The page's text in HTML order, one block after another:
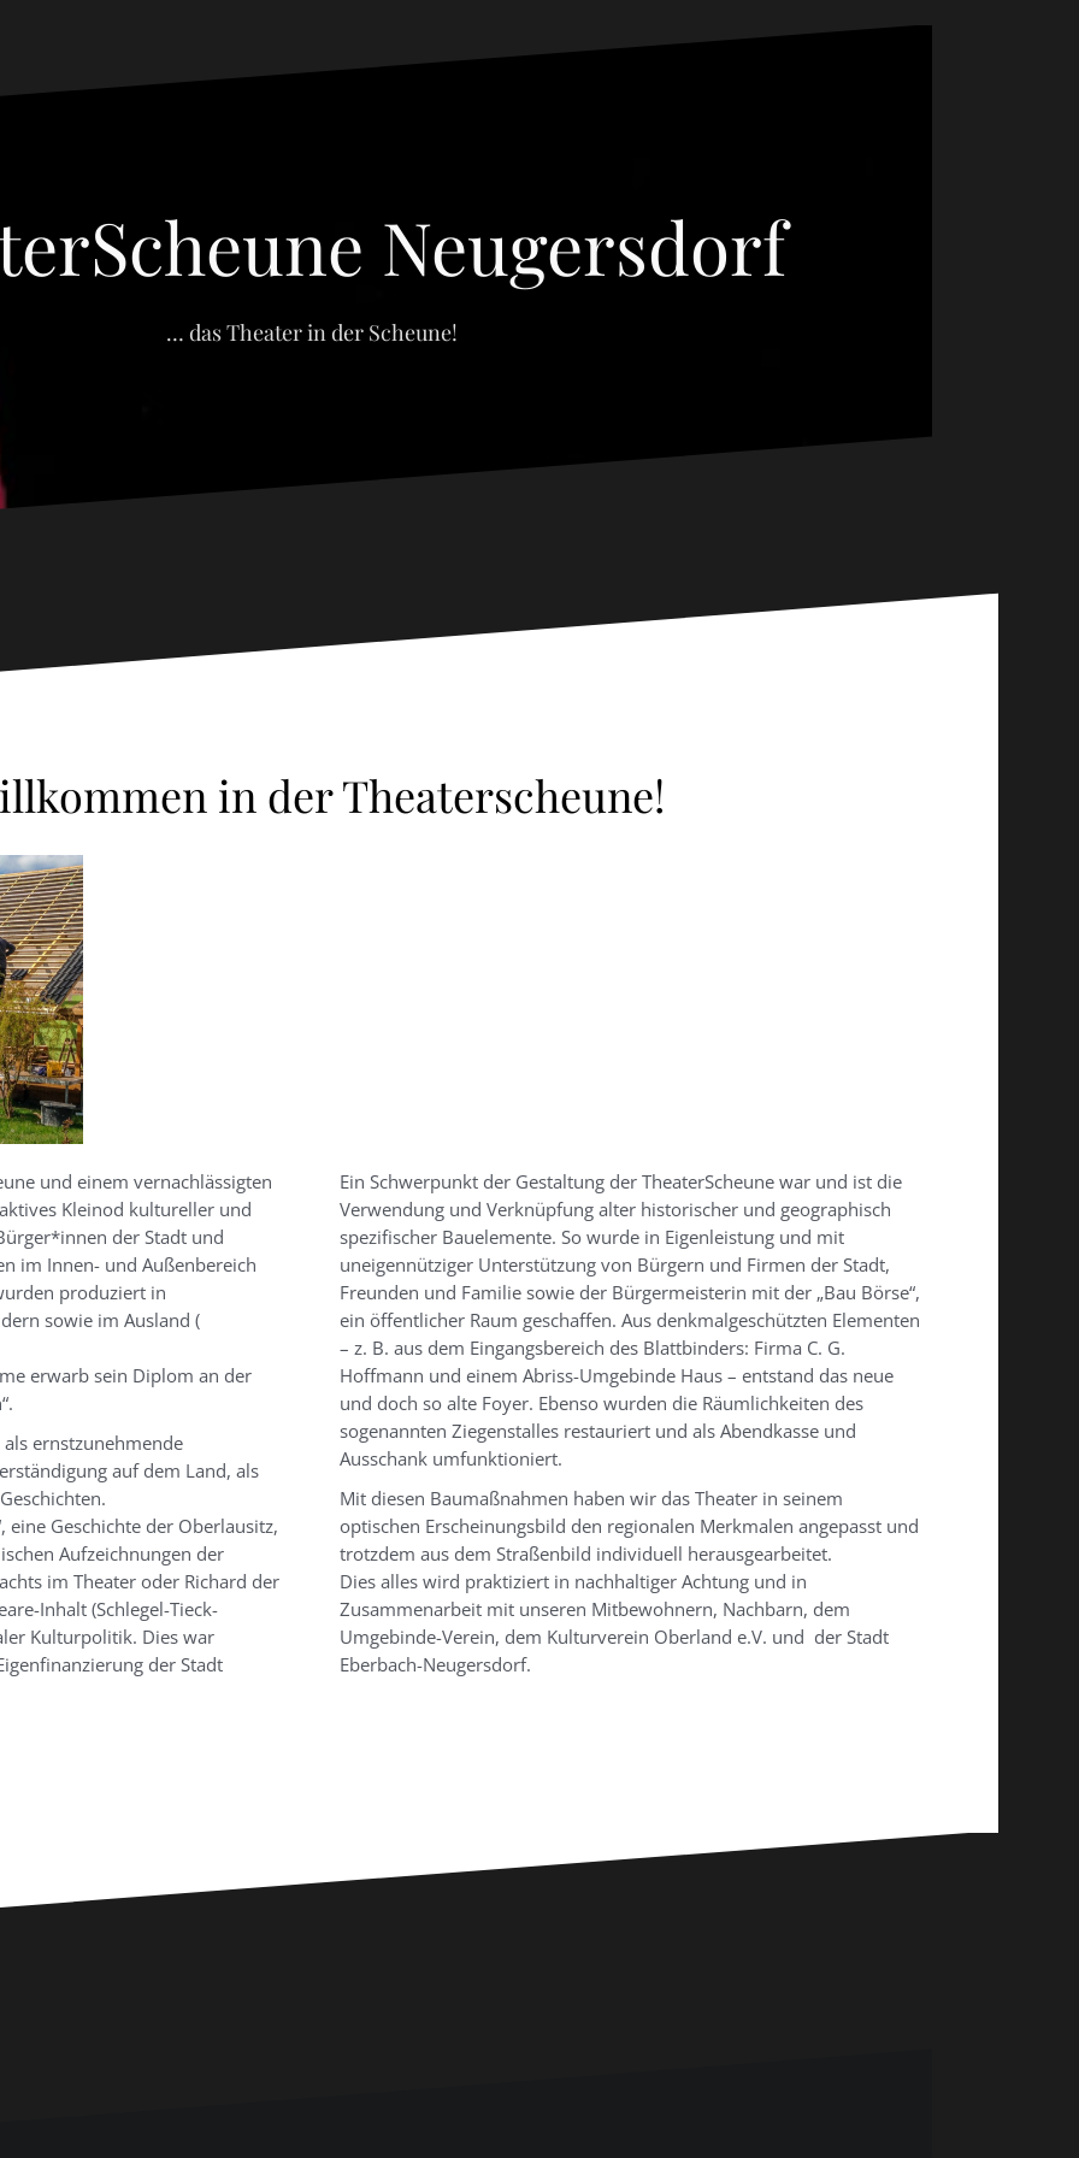
Neugersdorf
… das Theater in der Scheune!
in der Theaterscheune!
und einem vernachlässigten
Kleinod kultureller und
der Stadt und
im Innen- und Außenbereich
produziert in
sowie im Ausland (
erwarb sein Diplom an der
ernstzunehmende
auf dem Land, als
eine Geschichte der Oberlausitz,
Aufzeichnungen der
im Theater oder Richard der
Inhalt (Schlegel-Tieck-
Kulturpolitik. Dies war
der Stadt
Ein Schwerpunkt der Gestaltung der TheaterScheune war und ist die
Verwendung und Verknüpfung alter historischer und geographisch
spezifischer Bauelemente. So wurde in Eigenleistung und mit
uneigennütziger Unterstützung von Bürgern und Firmen der Stadt,
Freunden und Familie sowie der Bürgermeisterin mit der „Bau Börse“,
ein öffentlicher Raum geschaffen. Aus denkmalgeschützten Elementen
– z. B. aus dem Eingangsbereich des Blattbinders: Firma C. G.
Hoffmann und einem Abriss-Umgebinde Haus – entstand das neue
und doch so alte Foyer. Ebenso wurden die Räumlichkeiten des
sogenannten Ziegenstalles restauriert und als Abendkasse und
Ausschank umfunktioniert.
Mit diesen Baumaßnahmen haben wir das Theater in seinem
optischen Erscheinungsbild den regionalen Merkmalen angepasst und
trotzdem aus dem Straßenbild individuell herausgearbeitet.
Dies alles wird praktiziert in nachhaltiger Achtung und in
Zusammenarbeit mit unseren Mitbewohnern, Nachbarn, dem
Umgebinde-Verein, dem Kulturverein Oberland e.V. und der Stadt
Eberbach-Neugersdorf.